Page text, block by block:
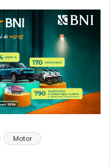
Motor